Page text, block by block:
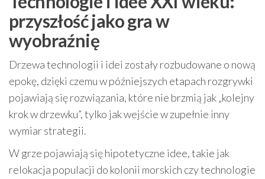
przyszłość jako gra w
wyobraźnię
Drzewa technologii i idei zostały rozbudowane o nową
epokę, dzięki czemu w późniejszych etapach rozgrywki
pojawiają się rozwiązania, które nie brzmią jak „kolejny
krok w drzewku”, tylko jak wejście w zupełnie inny
wymiar strategii.
W grze pojawiają się hipotetyczne idee, takie jak
relokacja populacji do kolonii morskich czy technologie